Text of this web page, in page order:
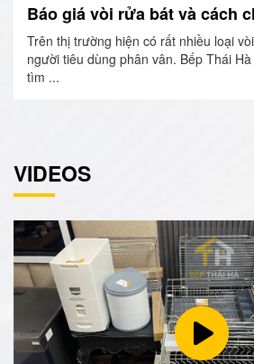
Báo giá vòi rửa bát và cách
Trên thị trường hiện có rất nhiều loại
người tiêu dùng phân vân. Bếp Thái
tìm ...
VIDEOS